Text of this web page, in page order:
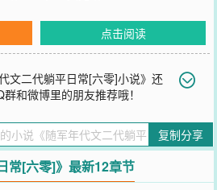
点击阅读
文二代躺平日常[六零]小说》还
和微博里的朋友推荐哦！
朋友推荐哦！
复制分享
常[六零]》最新12章节